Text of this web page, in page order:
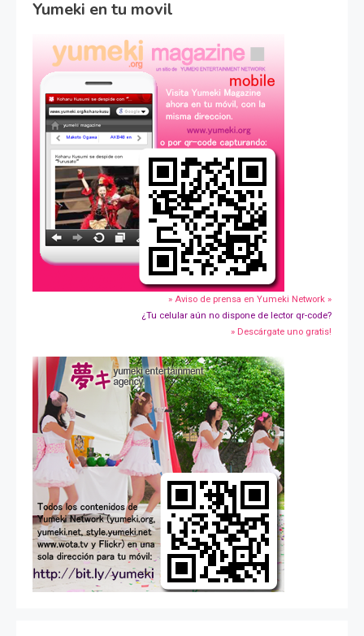
Yumeki en tu movil
» Aviso de prensa en Yumeki Network »
¿Tu celular aún no dispone de lector qr-code?
» Descárgate uno gratis!